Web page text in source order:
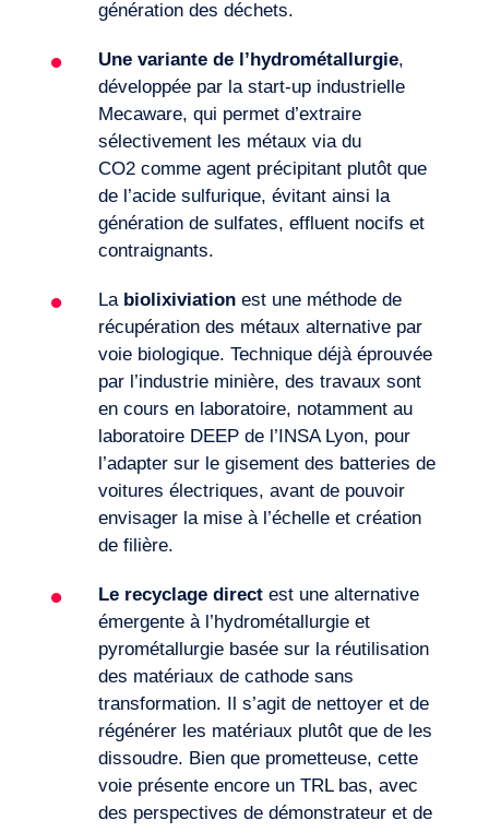
génération des déchets.
Une variante de l’hydrométallurgie,
développée par la start-up industrielle
Mecaware, qui permet d’extraire
sélectivement les métaux via du
CO2 comme agent précipitant plutôt que
de l’acide sulfurique, évitant ainsi la
génération de sulfates, effluent nocifs et
contraignants.
La biolixiviationest une méthode de
récupération des métaux alternative par
voie biologique. Technique déjà éprouvée
par l’industrie minière, des travaux sont
en cours en laboratoire, notamment au
laboratoire DEEP de l’INSA Lyon, pour
l’adapter sur le gisement des batteries de
voitures électriques, avant de pouvoir
envisager la mise à l’échelle et création
de filière.
Le recyclage direct est une alternative
émergente à l’hydrométallurgie et
pyrométallurgie basée sur la réutilisation
des matériaux de cathode sans
transformation. Il s’agit de nettoyer et de
régénérer les matériaux plutôt que de les
dissoudre. Bien que prometteuse, cette
voie présente encore un TRL bas, avec
des perspectives de démonstrateur et de